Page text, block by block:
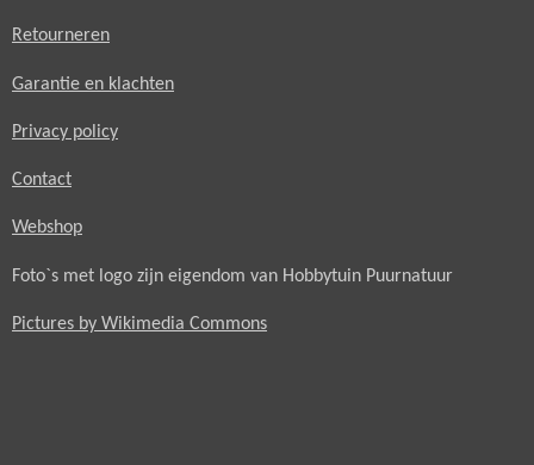
Retourneren
Garantie en klachten
Privacy policy
Contact
Webshop
Foto`s met logo zijn eigendom van Hobbytuin Puurnatuur
Pictures by Wikimedia Commons